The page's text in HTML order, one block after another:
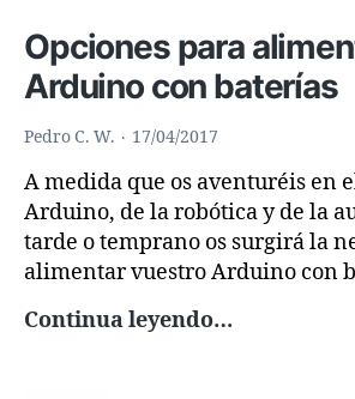
Opciones para
Arduino con baterías
Pedro C. W. 17/04/2017
A medida que os aventuréis en
Arduino, de la robótica y de la
tarde o temprano os surgirá la
alimentar vuestro Arduino con
Continua leyendo…Opciones